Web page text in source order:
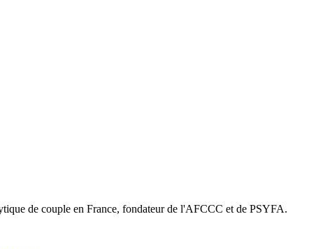
de couple en France, fondateur de l'AFCCC et de PSYFA.